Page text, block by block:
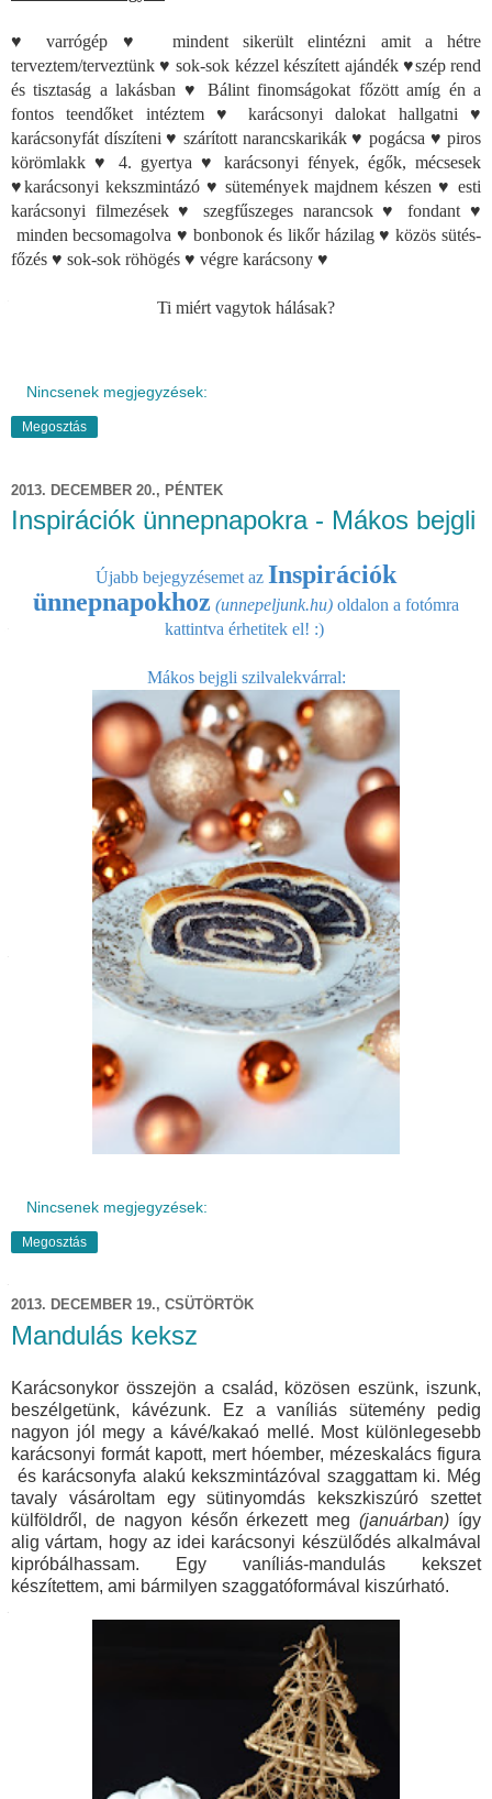
♥ varrógép ♥ mindent sikerült elintézni amit a hétre
terveztem/terveztünk ♥ sok-sok kézzel készített ajándék ♥szép rend
és tisztaság a lakásban ♥ Bálint finomságokat főzött amíg én a
fontos teendőket intéztem ♥ karácsonyi dalokat hallgatni ♥
karácsonyfát díszíteni ♥ szárított narancskarikák ♥ pogácsa ♥ piros
körömlakk ♥ 4. gyertya ♥ karácsonyi fények, égők, mécsesek
♥karácsonyi kekszmintázó ♥ sütemények majdnem készen ♥ esti
karácsonyi filmezések ♥ szegfűszeges narancsok ♥ fondant ♥
minden becsomagolva ♥ bonbonok és likőr házilag ♥ közös sütés-
főzés ♥ sok-sok röhögés ♥ végre karácsony ♥
Ti miért vagytok hálásak?
Nincsenek megjegyzések:
Megosztás
2013. DECEMBER 20., PÉNTEK
Inspirációk ünnepnapokra - Mákos bejgli
Újabb bejegyzésemet az Inspirációk
ünnepnapokhoz (unnepeljunk.hu) oldalon a fotómra
kattintva érhetitek el! :)
Mákos bejgli szilvalekvárral:
Nincsenek megjegyzések:
Megosztás
2013. DECEMBER 19., CSÜTÖRTÖK
Mandulás keksz
Karácsonykor összejön a család, közösen eszünk, iszunk,
beszélgetünk, kávézunk. Ez a vaníliás sütemény pedig
nagyon jól megy a kávé/kakaó mellé. Most különlegesebb
karácsonyi formát kapott, mert hóember, mézeskalács figura
és karácsonyfa alakú kekszmintázóval szaggattam ki. Még
tavaly vásároltam egy sütinyomdás kekszkiszúró szettet
külföldről, de nagyon későn érkezett meg(januárban) így
alig vártam, hogy az idei karácsonyi készülődés alkalmával
kipróbálhassam. Egy vaníliás-mandulás kekszet
készítettem, ami bármilyen szaggatóformával kiszúrható.